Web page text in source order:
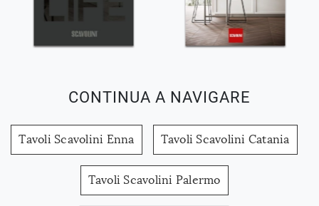
CONTINUA A NAVIGARE
Tavoli Scavolini Enna Tavoli Scavolini Catania
Tavoli Scavolini Palermo